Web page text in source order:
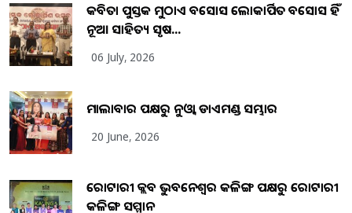
କବିତା ପୁସ୍ତକ ମୁଠାଏ ଅବସୋସ ଲୋକାର୍ପିତ ଅବସୋସ ହିଁ
ନୂଆ ସାହିତ୍ୟ ସୃଷ...
06 July, 2026
ମାଲାବାର ପକ୍ଷରୁ ନୁଓ୍ବା ଡାଏମଣ୍ଡ ସମ୍ଭାର
20 June, 2026
ରୋଟାରୀ କ୍ଲବ ଭୁବନେଶ୍ୱର କଳିଙ୍ଗ ପକ୍ଷରୁ ରୋଟାରୀ
କଳିଙ୍ଗ ସମ୍ମାନ